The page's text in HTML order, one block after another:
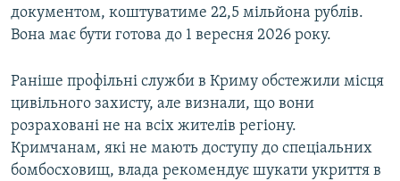
документом, коштуватиме 22,5 мільйона рублів.
Вона має бути готова до 1 вересня 2026 року.
Раніше профільні служби в Криму обстежили місця
цивільного захисту, але визнали, що вони
розраховані не на всіх жителів регіону.
Кримчанам, які не мають доступу до спеціальних
бомбосховищ, влада рекомендує шукати укриття в